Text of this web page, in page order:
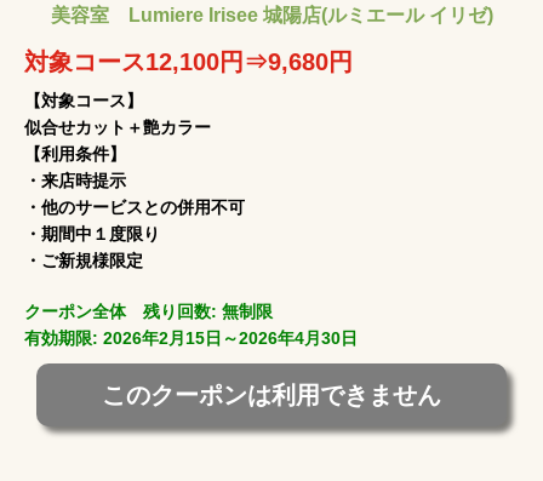
美容室 Lumiere Irisee 城陽店(ルミエール イリゼ)
対象コース12,100円⇒9,680円
【対象コース】
似合せカット＋艶カラー
【利用条件】
・来店時提示
・他のサービスとの併用不可
・期間中１度限り
・ご新規様限定
クーポン全体 残り回数: 無制限
有効期限: 2026年2月15日～2026年4月30日
このクーポンは利用できません